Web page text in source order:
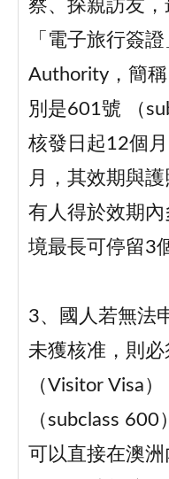
察、探親訪友
「電子旅行簽
Authority，簡稱
別是601號 （
核發日起12個
月，其效期與
有人得於效期
境最長可停留3
3、國人若無法
未獲核准，則
（Visitor Visa
（subclass
可以直接在澳